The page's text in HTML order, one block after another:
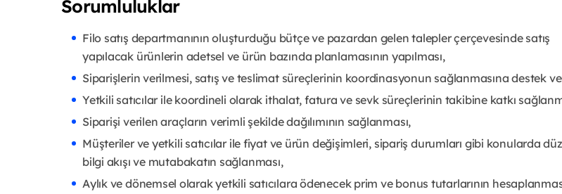
Sorumluluklar
Filo satış departmanının oluşturduğu bütçe ve pazardan gelen talepler çerçevesinde satış
yapılacak ürünlerin adetsel ve ürün bazında planlamasının yapılması,
Siparişlerin verilmesi, satış ve teslimat süreçlerinin koordinasyonun sağlanmasına destek
Yetkili satıcılar ile koordineli olarak ithalat, fatura ve sevk süreçlerinin takibine katkı
Siparişi verilen araçların verimli şekilde dağılımının sağlanması,
Müşteriler ve yetkili satıcılar ile fiyat ve ürün değişimleri, sipariş durumları gibi konularda
bilgi akışı ve mutabakatın sağlanması,
Aylık ve dönemsel olarak yetkili satıcılara ödenecek prim ve bonus tutarlarının